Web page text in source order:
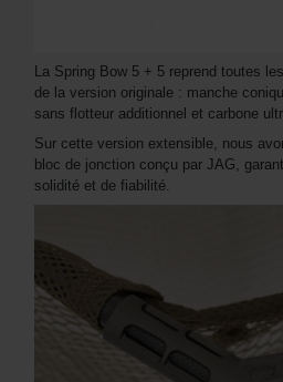
La Spring Bow 5 + 5 reprend toutes
de la version originale : manche
sans flotteur additionnel et carbone
Sur cette version extensible, nous
bloc de jonction conçu par JAG,
solidité et de fiabilité.